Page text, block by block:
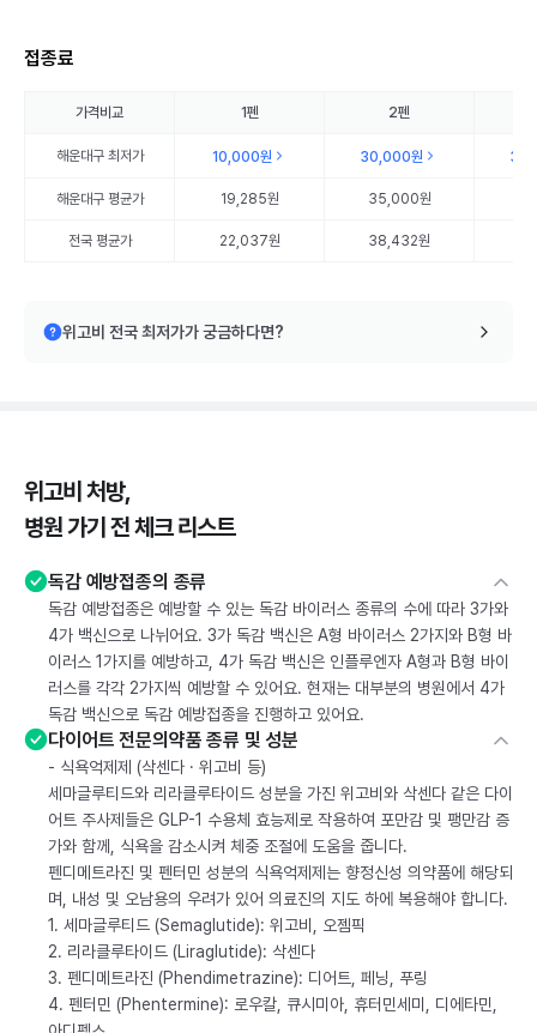
접종료
가격비교 1펜 2펜
해운대구최저가 10,000원 30,000원
해운대구평균가 19,285원 35,000원
전국 평균가 22,037원 38,432원
위고비 전국 최저가가 궁금하다면?
위고비 처방,
병원 가기 전 체크 리스트
독감 예방접종의 종류
독감 예방접종은 예방할 수 있는 독감 바이러스 종류의 수에 따라 3가와
4가 백신으로 나뉘어요. 3가 독감 백신은 A형 바이러스 2가지와 B형 바
이러스 1가지를 예방하고, 4가 독감 백신은 인플루엔자 A형과 B형 바이
러스를 각각 2가지씩 예방할 수 있어요. 현재는 대부분의 병원에서 4가
독감 백신으로 독감 예방접종을 진행하고 있어요.
다이어트 전문의약품 종류 및 성분
- 식욕억제제 (삭센다 · 위고비 등)
세마글루티드와 리라클루타이드 성분을 가진 위고비와 삭센다 같은 다이
어트 주사제들은 GLP-1 수용체 효능제로 작용하여 포만감 및 팽만감 증
가와 함께, 식욕을 감소시켜 체중 조절에 도움을 줍니다.
펜디메트라진 및 펜터민 성분의 식욕억제제는 향정신성 의약품에 해당되
며, 내성 및 오남용의 우려가 있어 의료진의 지도 하에 복용해야 합니다.
1. 세마글루티드 (Semaglutide): 위고비, 오젬픽
2. 리라클루타이드 (Liraglutide): 삭센다
3. 펜디메트라진 (Phendimetrazine): 디어트, 페닝, 푸링
4. 펜터민 (Phentermine): 로우칼, 큐시미아, 휴터민세미, 디에타민,